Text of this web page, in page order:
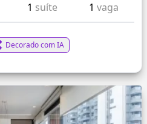
1 suíte 1 vaga
Decorado com IA